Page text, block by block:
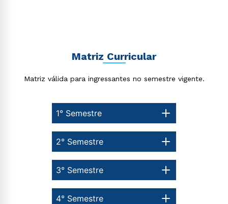
Matriz Curricular
Matriz válida para ingressantes no semestre vigente.
1° Semestre
4° Semestre
3° Semestre
2° Semestre
ou
Política de Privacidade.
autorizo que meus dados sejam utilizados para o